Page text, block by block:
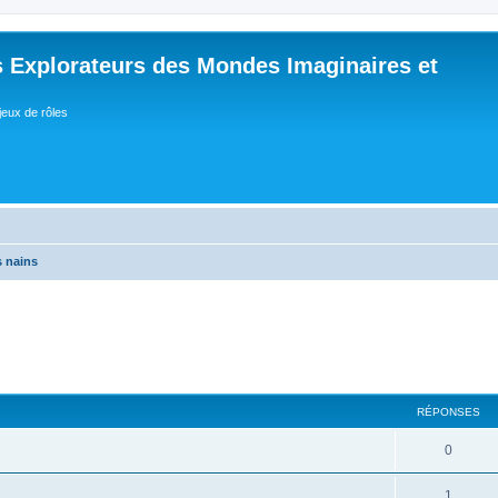
Explorateurs des Mondes Imaginaires et
de rôles
nains
RÉPONSES
0R
é